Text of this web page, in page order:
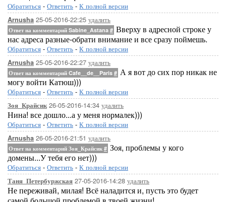
Обратиться - Ответить - К полной версии
Arnusha 25-05-2016-22:25 удалить
Ответ на комментарий Sabine_Astana # Вверху в адресной строке у
нас адреса разные-обрати внимание и все сразу поймешь.
Обратиться - Ответить - К полной версии
Arnusha 25-05-2016-22:27 удалить
Ответ на комментарий Cafe__de__Paris # А я вот до сих пор никак не
могу войти Катюш)))
Обратиться - Ответить - К полной версии
Зоя_Крайсик26-05-2016-14:34 удалить
Нина! все дошло...а у меня нормалек)))
Обратиться - Ответить - К полной версии
Arnusha 26-05-2016-21:51 удалить
Ответ на комментарий Зоя_Крайсик # Зоя, проблемы у кого
домены...У тебя его нет)))
Обратиться - Ответить - К полной версии
Таня_Петербуржская 27-05-2016-14:28 удалить
Не переживай, милая! Всё наладится и, пусть это будет